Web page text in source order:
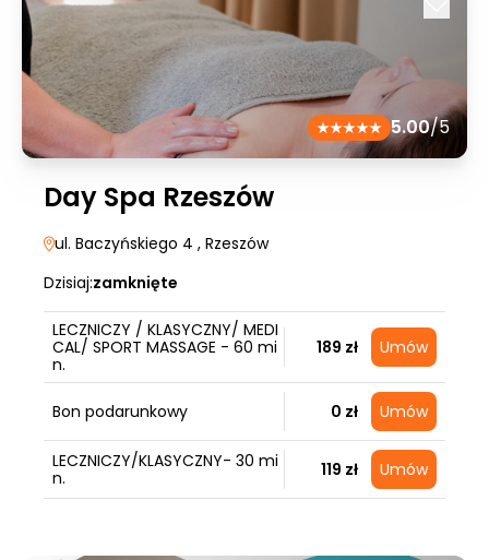
5.00/5
Day Spa Rzeszów
ul. Baczyńskiego 4 , Rzeszów
Dzisiaj:zamknięte
LECZNICZY / KLASYCZNY/ MEDI
CAL/ SPORT MASSAGE - 60 mi
n.
189 zł Umów
Bon podarunkowy 0 zł Umów
LECZNICZY/KLASYCZNY- 30 mi
n.
119 zł Umów